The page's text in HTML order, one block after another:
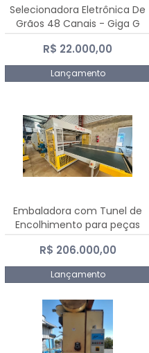
Selecionadora Eletrônica De
Grãos 48 Canais - Giga G
10000
R$ 22.000,00
Lançamento
Embaladora com Tunel de
Encolhimento para peças
grandes portas janelas -
Dalmak
R$ 206.000,00
Lançamento